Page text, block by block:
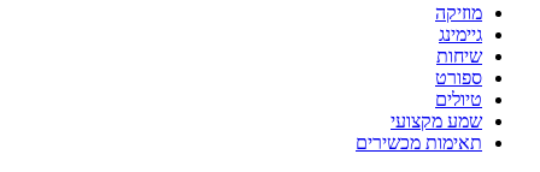
מוזיקה
גיימינג
שיחות
ספורט
טיולים
שמע מקצועי
תאימות מכשירים